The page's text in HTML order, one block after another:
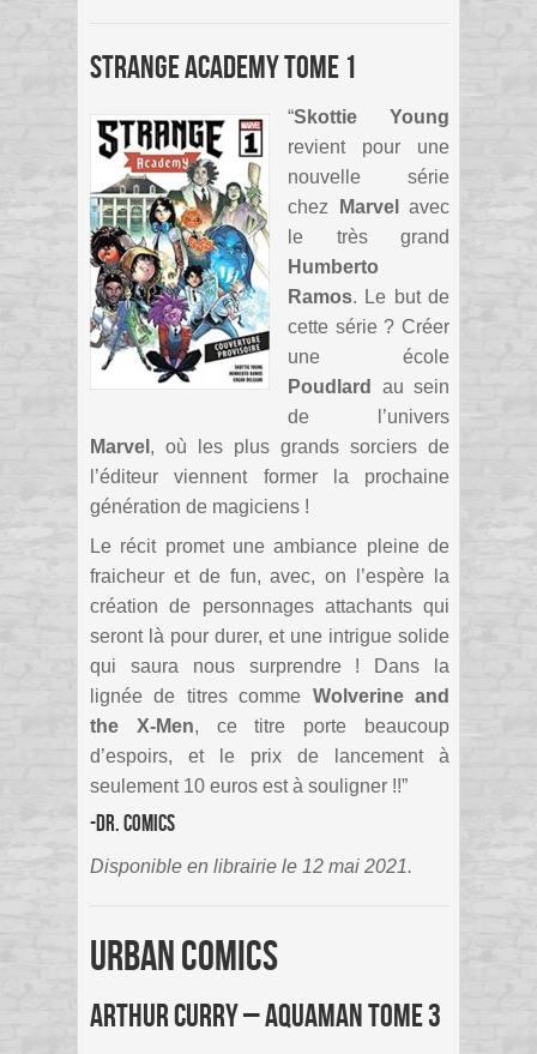
Strange Academy Tome 1
“Skottie Young
revient pour une
nouvelle série
chez
Marvel
avec
le très grand
Humberto
Ramos. Le but de
cette série ? Créer
une école
Poudlard
au sein
de l’univers
Marvel , où les plus grands sorciers de
l’éditeur viennent former la prochaine
génération de magiciens !
Le récit promet une ambiance pleine de
fraicheur et de fun, avec, on l’espère la
création de personnages attachants qui
seront là pour durer, et une intrigue solide
qui saura nous surprendre ! Dans la
lignée de titres comme Wolverine and
the
X-Men, ce titre porte beaucoup
d’espoirs, et le prix de lancement à
seulement 10 euros est à souligner !!”
-Dr. Comics
Disponible en librairie le 12 mai 2021.
Urban Comics
Arthur Curry – Aquaman tome 3